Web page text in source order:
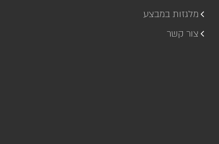
מלגזות במבצע
צור קשר